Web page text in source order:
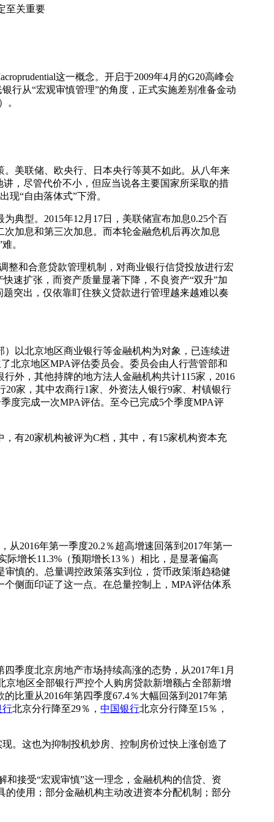
至关重要
这一概念。开启于2009年4月的G20高峰会
行从“宏观审慎管理”的角度，正式实施差别准备金动
。
美联储、欧央行、日本央行等莫不如此。从八年来
，尽管代价不小，但应当说各主要国家所采取的措
“自由落体式”下滑。
型。2015年12月17日，美联储宣布加息0.25个百
加息和第三次加息。而本轮金融危机后再次加息
。
和合意贷款管理机制，对商业银行信贷投放进行宏
速扩张，而资产质量显著下降，不良资产“双升”加
突出，仅依靠盯住狭义贷款进行管理越来越难以奏
以北京地区商业银行等金融机构为对象，已连续进
北京地区MPA评估委员会。委员会由人行营管部和
外，其他持牌的地方法人金融机构共计115家，2016
家，其中农商行1家、外资法人银行9家、村镇银行
度完成一次MPA评估。至今已完成5个季度MPA评
有20家机构被评为C档，其中，有15家机构资本充
2016年第一季度20.2％超高增速回落到2017年第一
际增长11.3%（预期增长13％）相比，是显著偏高
审慎的。总量调控政策落实到位，货币政策渐趋稳健
侧面印证了这一点。在总量控制上，MPA评估体系
季度北京房地产市场持续高涨的态势，从2017年1月
地区全部银行严控个人购房贷款新增额占全部新增
比重从2016年第四季度67.4％大幅回落到2017年第
行北京分行降至29％， 中国银行北京分行降至15％，
。这也为抑制投机炒房、控制房价过快上涨创造了
接受“宏观审慎”这一理念，金融机构的信贷、资
使用；部分金融机构主动改进资本分配机制；部分